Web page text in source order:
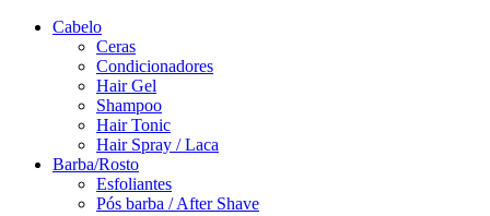
Cabelo
Ceras
Condicionadores
Hair Gel
Shampoo
Hair Tonic
Hair Spray / Laca
Barba/Rosto
Esfoliantes
Pós barba / After Shave